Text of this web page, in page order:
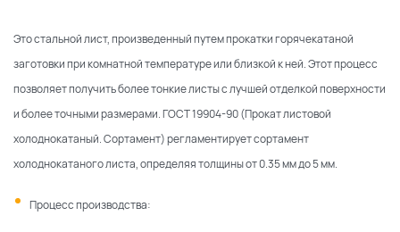
Это стальной лист, произведенный путем прокатки горячекатаной
заготовки при комнатной температуре или близкой к ней. Этот процесс
позволяет получить более тонкие листы с лучшей отделкой поверхности
и более точными размерами. ГОСТ 19904-90 (Прокат листовой
холоднокатаный. Сортамент) регламентирует сортамент
холоднокатаного листа, определяя толщины от 0.35 мм до 5 мм.
Процесс производства: